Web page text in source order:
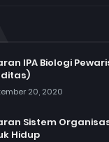
IPA Biologi
20, 2020
Sistem
Hidup